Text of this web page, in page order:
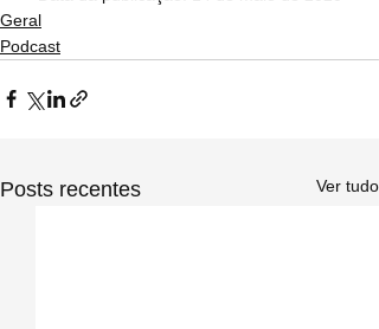
Geral
Podcast
Posts recentes Ver tudo